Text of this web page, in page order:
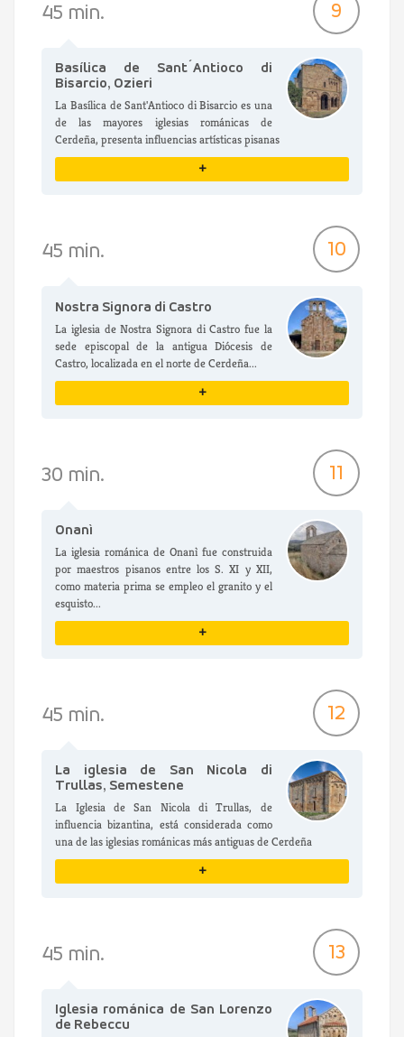
45 min. 9
Basílica de Sant´Antioco di
Bisarcio, Ozieri
La Basílica de Sant'Antioco di Bisarcio es una
de las mayores iglesias románicas de
Cerdeña, presenta influencias artísticas pisanas
+
45 min. 10
Nostra Signora di Castro
La iglesia de Nostra Signora di Castro fue la
sede episcopal de la antigua Diócesis de
Castro, localizada en el norte de Cerdeña...
+
30 min. 11
Onanì
La iglesia románica de Onanì fue construida
por maestros pisanos entre los S. XI y XII,
como materia prima se empleo el granito y el
esquisto...
+
45 min. 12
La iglesia de San Nicola di
Trullas, Semestene
La Iglesia de San Nicola di Trullas, de
influencia bizantina, está considerada como
una de las iglesias románicas más antiguas de Cerdeña
+
45 min. 13
Iglesia románica de San Lorenzo
de Rebeccu